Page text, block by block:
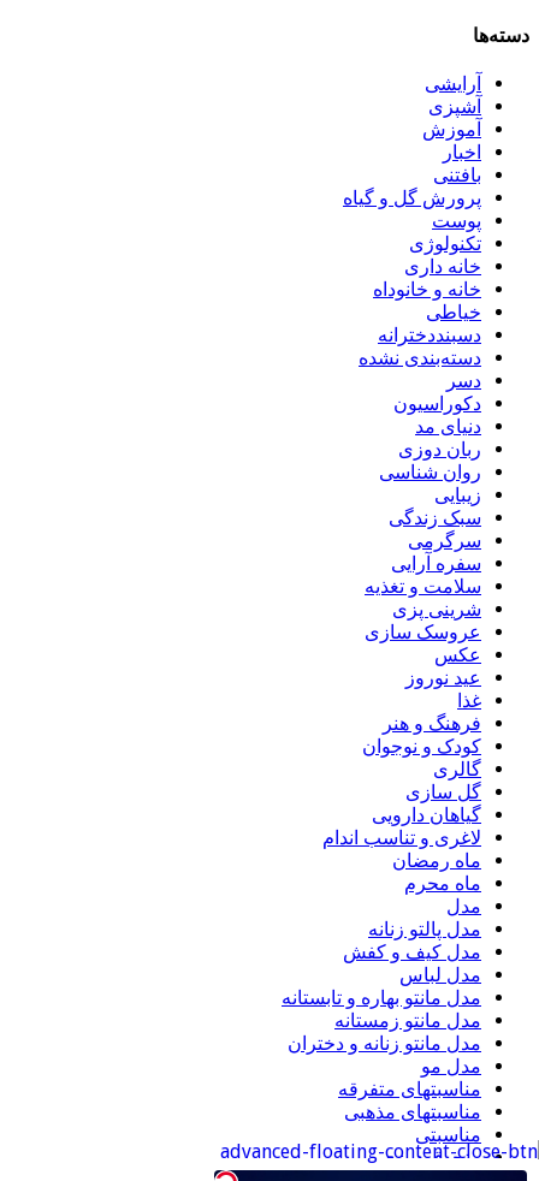
دسته‌ها
آرایشی
آشپزی
آموزش
اخبار
بافتنی
پرورش گل و گیاه
پوست
تکنولوژی
خانه داری
خانه و خانوداه
خیاطی
دسبنددخترانه
دسته‌بندی نشده
دسر
دکوراسیون
دنیای مد
ربان دوزی
روان شناسی
زیبایی
سبک زندگی
سرگرمی
سفره آرایی
سلامت و تغذیه
شرینی پزی
عروسک سازی
عکس
عید نوروز
غذا
فرهنگ و هنر
کودک و نوجوان
گالری
گل سازی
گیاهان دارویی
لاغری و تناسب اندام
ماه رمضان
ماه محرم
مدل
مدل پالتو زنانه
مدل کیف و کفش
مدل لباس
مدل مانتو بهاره و تابستانه
مدل مانتو زمستانه
مدل مانتو زنانه و دختران
مدل مو
مناسبتهای متفرقه
مناسبتهای مذهبی
مناسبتی
منجوق دوزی